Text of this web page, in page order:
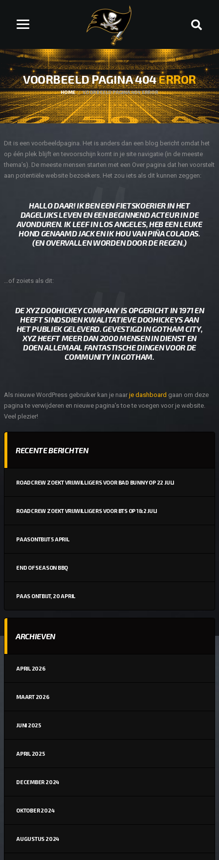
VOORBEELD PAGINA 404ERROR
HOME VOORBEELD PAGINA 404 ERROR
Dit is een voorbeeldpagina. Het is anders dan een blog bericht omdat het
op één plek blijft en tevoorschijn komt in je site navigatie (in de meeste
thema’s). De meeste mensen starten met een Over pagina dat hen voorstelt
aan potentiële website bezoekers. Het zou iets als dit kunnen zeggen:
HALLO DAAR! IK BEN EEN FIETSKOERIER IN HET
DAGELIJKS LEVEN EN EEN BEGINNEND ACTEUR IN DE
AVONDUREN. IK LEEF IN LOS ANGELES, HEB EEN LEUKE
HOND GENAAMD JACK EN IK HOU VAN PIÑA COLADAS.
(EN OVERVALLEN WORDEN DOOR DE REGEN.)
…of zoiets als dit:
DE XYZ DOOHICKEY COMPANY IS OPGERICHT IN 1971 EN
HEEFT SINDSDIEN KWALITATIEVE DOOHICKEYS AAN
HET PUBLIEK GELEVERD. GEVESTIGD IN GOTHAM CITY,
XYZ HEEFT MEER DAN 2000 MENSEN IN DIENST EN
DOEN ALLEMAAL FANTASTISCHE DINGEN VOOR DE
COMMUNITY IN GOTHAM.
Als nieuwe WordPress gebruiker kan je naar je dashboard gaan om deze
pagina te verwijderen en nieuwe pagina’s toe te voegen voor je website.
Veel plezier!
RECENTE BERICHTEN
ROADCREW ZOEKT VRIJWILLIGERS VOOR BAD BUNNY OP 22 JULI
ROADCREW ZOEKT VRIJWILLIGERS VOOR BTS OP 1&2 JULI
PAASONTBIJT 5 APRIL
END OF SEASON BBQ
PAAS ONTBIJT, 20 APRIL
ARCHIEVEN
APRIL 2026
MAART 2026
JUNI 2025
APRIL 2025
DECEMBER 2024
OKTOBER 2024
AUGUSTUS 2024